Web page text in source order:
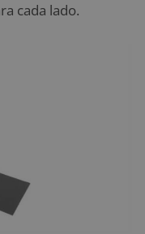
cada lado.